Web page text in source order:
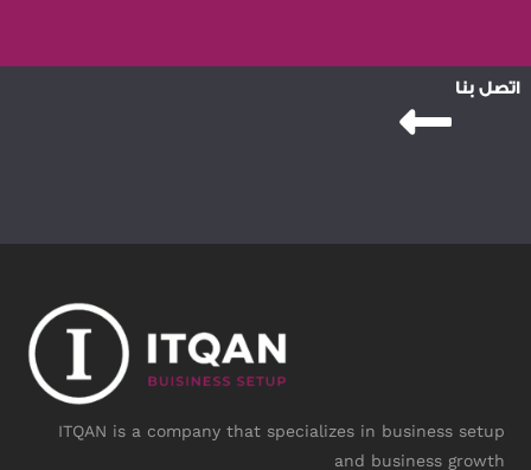
اتصل بنا
ITQAN is a company that specializes in business setup
and business growth